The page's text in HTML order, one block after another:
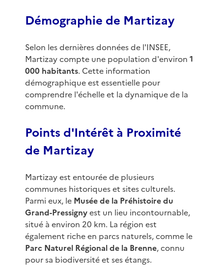
Démographie de Martizay
Selon les dernières données de l'INSEE,
Martizay compte une population d'environ 1
000 habitants. Cette information
démographique est essentielle pour
comprendre l'échelle et la dynamique de la
commune.
Points d'Intérêt à Proximité
de Martizay
Martizay est entourée de plusieurs
communes historiques et sites culturels.
Parmi eux, le Musée de la Préhistoire du
Grand-Pressignyest un lieu incontournable,
situé à environ 20 km. La région est
également riche en parcs naturels, comme le
Parc Naturel Régional de la Brenne, connu
pour sa biodiversité et ses étangs.